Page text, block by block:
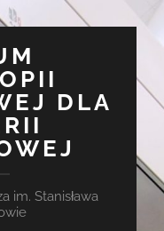
DLA
im. Stanisława